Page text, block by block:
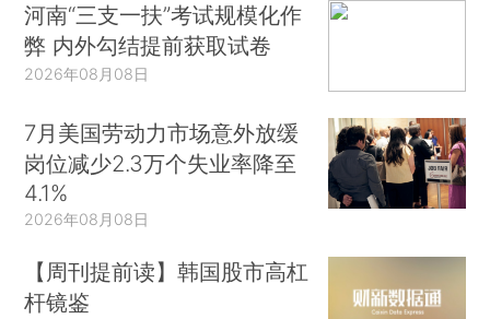
河南“三支一扶”考试规模化作
弊 内外勾结提前获取试卷
2026年08月08日
7月美国劳动力市场意外放缓
岗位减少2.3万个失业率降至
4.1%
2026年08月08日
【周刊提前读】韩国股市高杠
杆镜鉴